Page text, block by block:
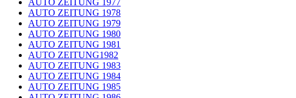
AUTO ZEITUNG 1977
AUTO ZEITUNG 1978
AUTO ZEITUNG 1979
AUTO ZEITUNG 1980
AUTO ZEITUNG 1981
AUTO ZEITUNG1982
AUTO ZEITUNG 1983
AUTO ZEITUNG 1984
AUTO ZEITUNG 1985